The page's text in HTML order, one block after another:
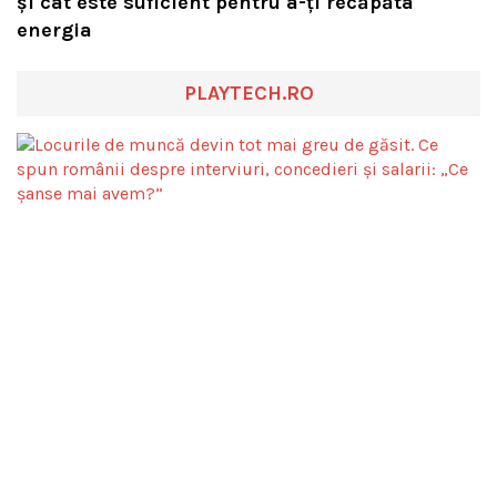
energia
PLAYTECH.RO